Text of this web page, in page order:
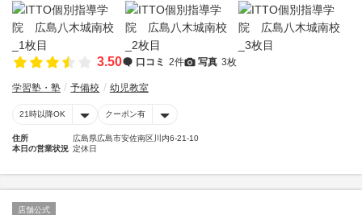
3.50 口コミ 2件 写真 3枚
学習塾・塾 予備校 幼児教室
21時以降OK クーポン有
住所
広島県広島市安佐南区川内6-21-10
本日の営業状況 定休日
店舗公式